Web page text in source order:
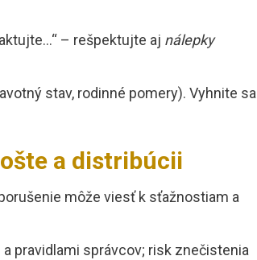
– rešpektujte aj nálepky
stav, rodinné pomery). Vyhnite sa
a distribúcii
môže viesť k sťažnostiam a
pravidlami správcov; risk znečistenia